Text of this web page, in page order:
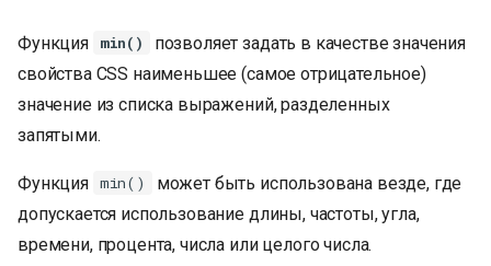
а
л
ц
Функция min()
позволяет задать в качестве значения
свойства CSS наименьшее (самое отрицательное)
значение из списка выражений, разделенных
запятыми.
Функция min()
может быть использована везде, где
допускается использование длины, частоты, угла,
времени, процента, числа или целого числа.